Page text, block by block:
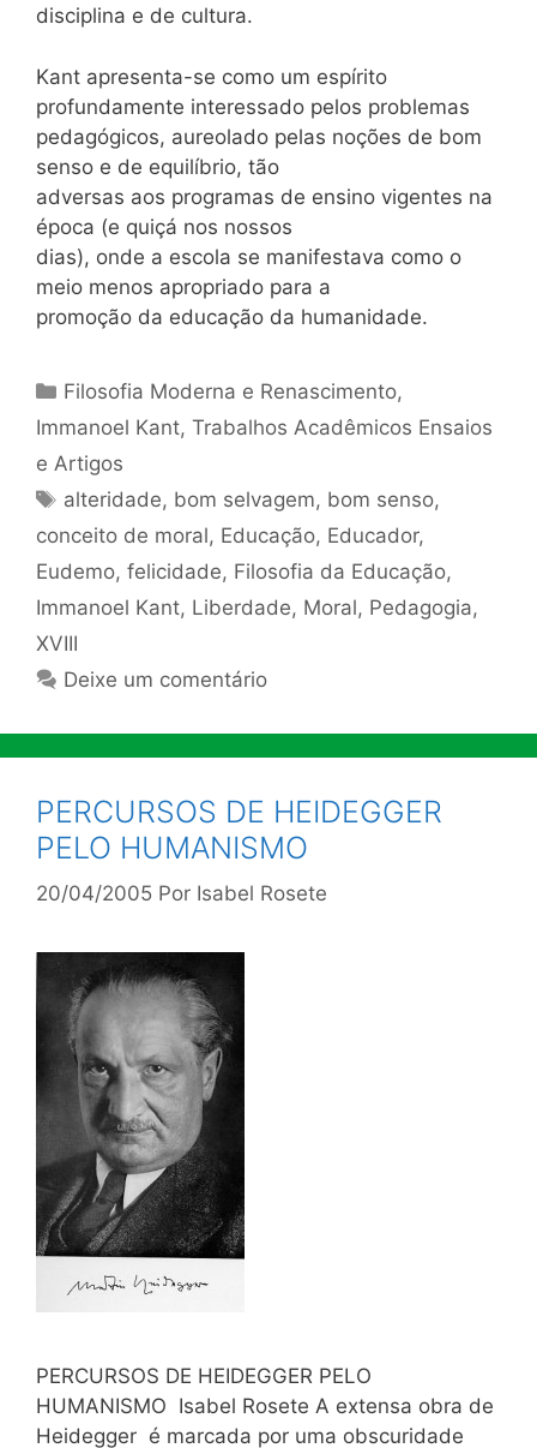
disciplina e de cultura.
Kant apresenta-se como um espírito
profundamente interessado pelos problemas
pedagógicos, aureolado pelas noções de bom
senso e de equilíbrio, tão
adversas aos programas de ensino vigentes na
época (e quiçá nos nossos
dias), onde a escola se manifestava como o
meio menos apropriado para a
promoção da educação da humanidade.
Categorias
Filosofia Moderna e Renascimento,
Immanoel Kant, Trabalhos Acadêmicos Ensaios
e Artigos
Tags
alteridade, bom selvagem, bom senso,
conceito de moral, Educação, Educador,
Eudemo, felicidade, Filosofia da Educação,
Immanoel Kant, Liberdade, Moral, Pedagogia,
XVIII
Deixe um comentário
PERCURSOS DE HEIDEGGER
PELO HUMANISMO
20/04/2005 Por Isabel Rosete
PERCURSOS DE HEIDEGGER PELO
HUMANISMO Isabel Rosete A extensa obra de
Heidegger é marcada por uma obscuridade